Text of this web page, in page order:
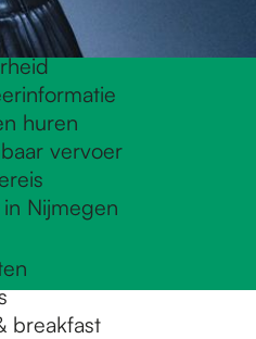
huren
vervoer
in Nijmegen
breakfast